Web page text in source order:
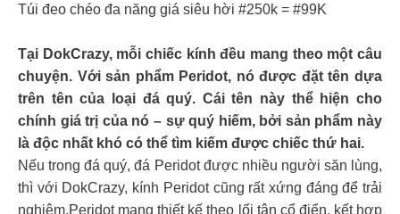
Túi đeo chéo đa năng giá siêu hời #250k = #99K
Tại DokCrazy, mỗi chiếc kính đều mang theo một câu
chuyện. Với sản phẩm Peridot, nó được đặt tên dựa
trên tên của loại đá quý. Cái tên này thể hiện cho
chính giá trị của nó – sự quý hiếm, bởi sản phẩm này
là độc nhất khó có thể tìm kiếm được chiếc thứ hai.
Nếu trong đá quý, đá Peridot được nhiều người săn lùng,
thì với DokCrazy, kính Peridot cũng rất xứng đáng để trải
nghiệm.Peridot mang thiết kế theo lối tân cổ điển, kết hợp